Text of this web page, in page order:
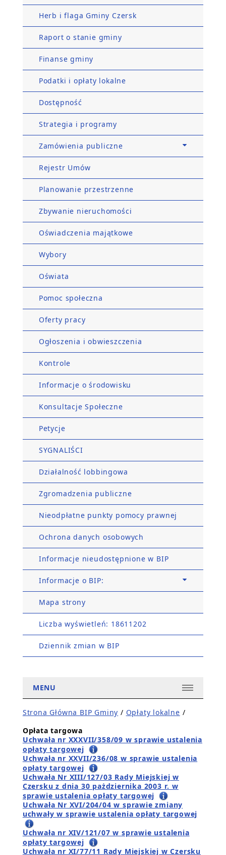
Herb i flaga Gminy Czersk
Raport o stanie gminy
Finanse gminy
Podatki i opłaty lokalne
Dostępność
Strategia i programy
Zamówienia publiczne
Rejestr Umów
Planowanie przestrzenne
Zbywanie nieruchomości
Oświadczenia majątkowe
Wybory
Oświata
Pomoc społeczna
Oferty pracy
Ogłoszenia i obwieszczenia
Kontrole
Informacje o środowisku
Konsultacje Społeczne
Petycje
SYGNALIŚCI
Działalność lobbingowa
Zgromadzenia publiczne
Nieodpłatne punkty pomocy prawnej
Ochrona danych osobowych
Informacje nieudostępnione w BIP
Informacje o BIP:
Mapa strony
Liczba wyświetleń: 18611202
Dziennik zmian w BIP
MENU
Strona Główna BIP Gminy / Opłaty lokalne /
Opłata targowa
Uchwała nr XXXVII/358/09 w sprawie ustalenia
opłaty targowej
Uchwała nr XXVII/236/08 w sprawie ustalenia
opłaty targowej
Uchwała Nr XIII/127/03 Rady Miejskiej w
Czersku z dnia 30 pażdziernika 2003 r. w
sprawie ustalenia opłaty targowej
Uchwała Nr XVI/204/04 w sprawie zmiany
uchwały w sprawie ustalenia opłaty targowej
Uchwała nr XIV/121/07 w sprawie ustalenia
opłaty targowej
Uchwała nr XI/77/11 Rady Miejskiej w Czersku